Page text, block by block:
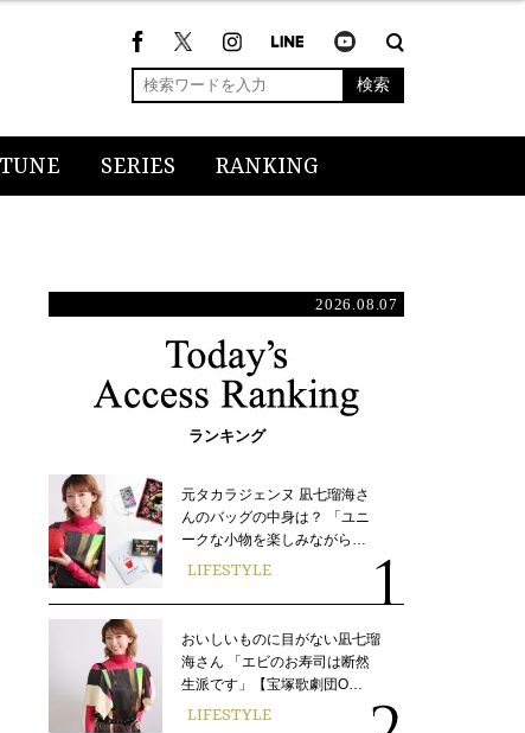
検索
SERIES RANKING
2026.08.07
ランキング
元タカラジェンヌ 凪七瑠海さ
んのバッグの中身は？ 「ユニ
ークな小物を楽しみながら…
LIFESTYLE
おいしいものに目がない凪七瑠
海さん 「エビのお寿司は断然
生派です」【宝塚歌劇団O…
LIFESTYLE